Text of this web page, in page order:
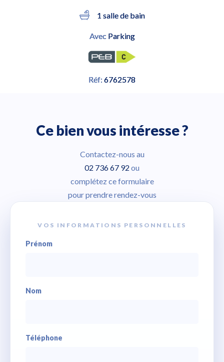
1 salle de bain
AvecParking
Réf: 6762578
Ce bien vous intéresse ?
Contactez-nous au
02 736 67 92 ou
complétez ce formulaire
pour prendre rendez-vous
VOS INFORMATIONS PERSONNELLES
Prénom
Nom
Téléphone